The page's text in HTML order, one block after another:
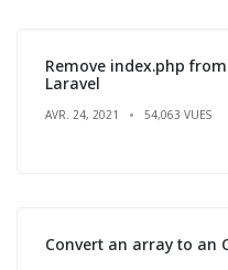
Remove index.php
Laravel
AVR. 24, 2021 54,063 VUES
Convert an array to an